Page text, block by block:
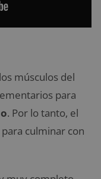
músculos del
para
. Por lo tanto, el
culminar con